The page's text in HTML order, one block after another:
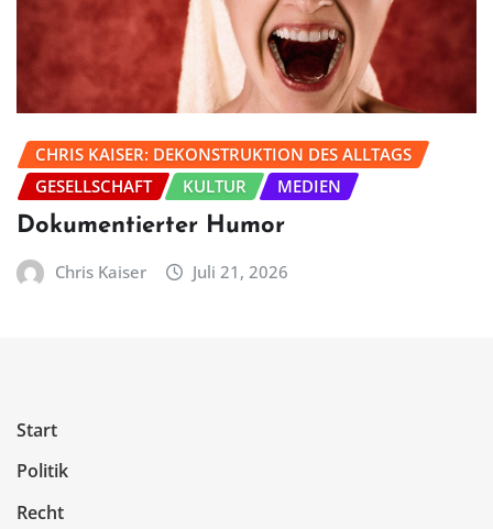
CHRIS KAISER: DEKONSTRUKTION DES ALLTAGS
GESELLSCHAFT
KULTUR MEDIEN
Dokumentierter Humor
Chris Kaiser Juli 21, 2026
Start
Politik
Recht